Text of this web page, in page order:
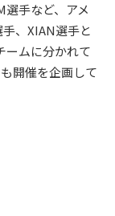
手など、アメ
、XIAN選手と
ムに分かれて
開催を企画して